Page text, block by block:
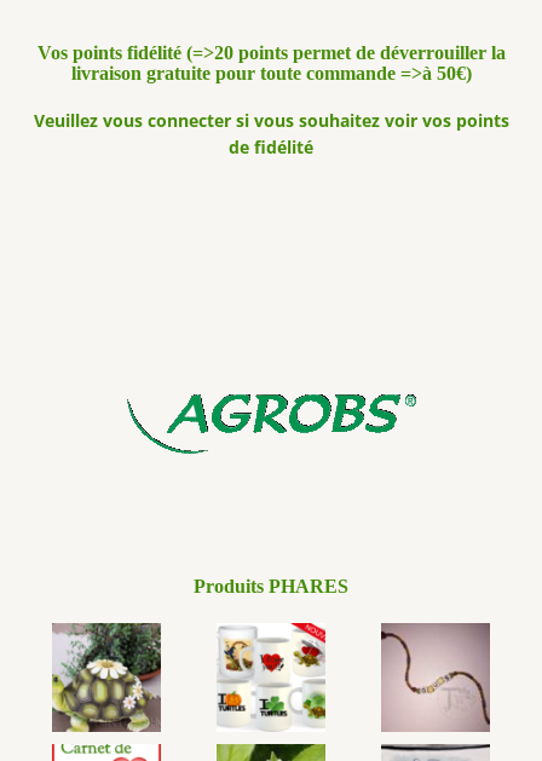
Vos points fidélité (=>20 points permet de déverrouiller la
livraison gratuite pour toute commande =>à 50€)
Veuillez vous connecter si vous souhaitez voir vos points
de fidélité
Produits PHARES